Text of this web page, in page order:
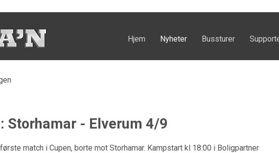
Hjem Nyheter Bussturer
Storhamar - Elverum 4/9
match i Cupen, borte mot Storhamar. Kampstart kl 18:00 i Boligpartner